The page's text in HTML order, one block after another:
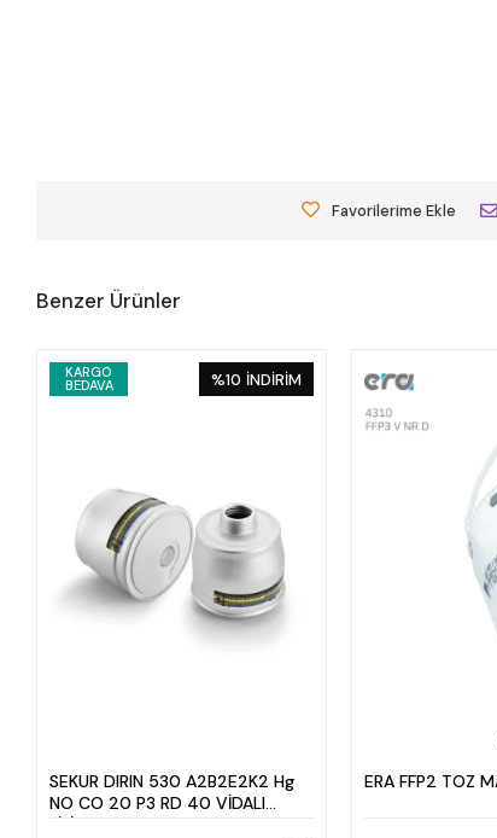
Favorilerime Ekle
Benzer Ürünler
KARGO
BEDAVA %10 İNDİRİM
SEKUR DIRIN 530 A2B2E2K2 Hg
NO CO 20 P3 RD 40 VİDALI
FİLİTRE 2030 tarihli
ERA FFP2 TOZ